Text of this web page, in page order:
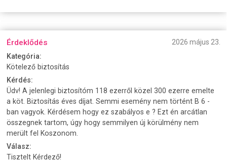
Érdeklődés
2026 május 23.
Kategória:
Kötelező biztosítás
Kérdés:
Üdv! A jelenlegi biztosítóm 118 ezerről közel 300 ezerre emelte
a köt. Biztosítás éves díjat. Semmi esemény nem történt B 6 -
ban vagyok. Kérdésem hogy ez szabályos e ? Ezt én arcátlan
összegnek tartom, úgy hogy semmilyen új körülmény nem
merült fel Koszonom.
Válasz:
Tisztelt Kérdező!